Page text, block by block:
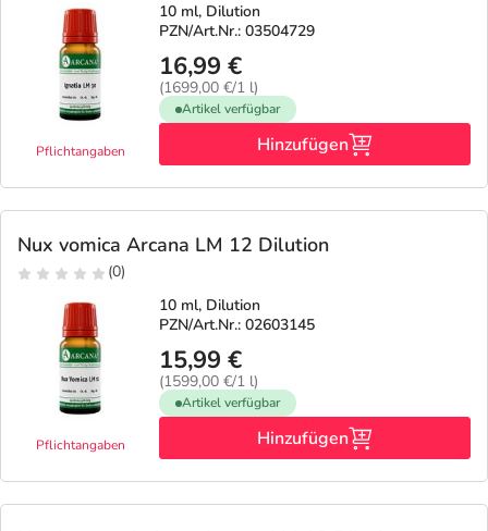
Pflichtangaben
10 ml, Dilution
PZN/Art.Nr.: 03504729
16,99 €
(1699,00 €/1 l)
Artikel verfügbar
Hinzufügen
Nux vomica Arcana LM 12 Dilution
(0)
Pflichtangaben
10 ml, Dilution
PZN/Art.Nr.: 02603145
15,99 €
(1599,00 €/1 l)
Artikel verfügbar
Hinzufügen